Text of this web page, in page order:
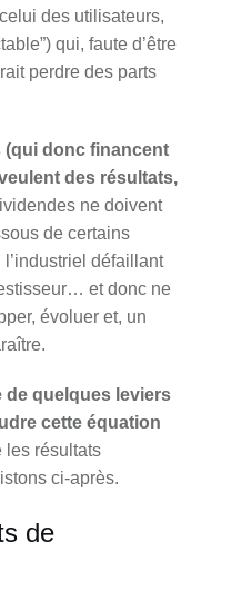
des utilisateurs,
qui, faute d’être
perdre des parts
(qui donc financent
des résultats,
ne doivent
de certains
défaillant
et donc ne
évoluer et, un
quelques leviers
cette équation
résultats
ci-après.
de